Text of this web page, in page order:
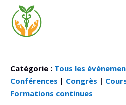
Catégorie : Tous les
Conférences | Congrès |
Formations continues